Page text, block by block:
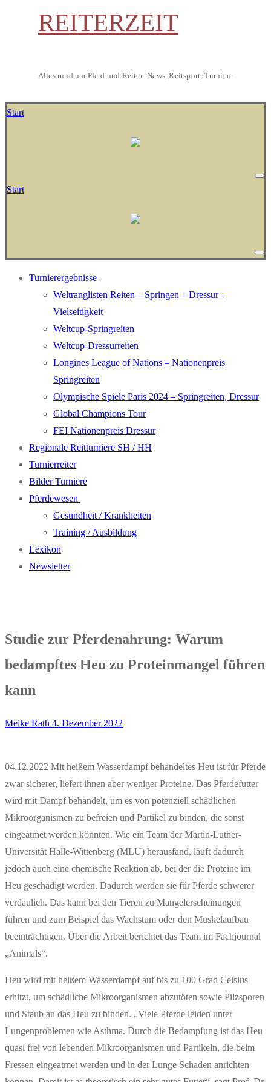
REITERZEIT
Alles rund um Pferd und Reiter: News, Reitsport, Turniere
Start
Start
Turnierergebnisse
Weltranglisten Reiten – Springen – Dressur –
Vielseitigkeit
Weltcup-Springreiten
Weltcup-Dressurreiten
Longines League of Nations – Nationenpreis
Springreiten
Olympische Spiele Paris 2024 – Springreiten, Dressur
Global Champions Tour
FEI Nationenpreis Dressur
Regionale Reitturniere SH / HH
Turnierreiter
Bilder Turniere
Pferdewesen
Gesundheit / Krankheiten
Training / Ausbildung
Lexikon
Newsletter
Studie zur Pferdenahrung: Warum
bedampftes Heu zu Proteinmangel führen
kann
Meike Rath 4. Dezember 2022
04.12.2022 Mit heißem Wasserdampf behandeltes Heu ist für Pferde
zwar sicherer, liefert ihnen aber weniger Proteine. Das Pferdefutter
wird mit Dampf behandelt, um es von potenziell schädlichen
Mikroorganismen zu befreien und Partikel zu binden, die sonst
eingeatmet werden könnten. Wie ein Team der Martin-Luther-
Universität Halle-Wittenberg (MLU) herausfand, läuft dadurch
jedoch auch eine chemische Reaktion ab, bei der die Proteine im
Heu geschädigt werden. Dadurch werden sie für Pferde schwerer
verdaulich. Das kann bei den Tieren zu Mangelerscheinungen
führen und zum Beispiel das Wachstum oder den Muskelaufbau
beeinträchtigen. Über die Arbeit berichtet das Team im Fachjournal
„Animals“.
Heu wird mit heißem Wasserdampf auf bis zu 100 Grad Celsius
erhitzt, um schädliche Mikroorganismen abzutöten sowie Pilzsporen
und Staub an das Heu zu binden. „Viele Pferde leiden unter
Lungenproblemen wie Asthma. Durch die Bedampfung ist das Heu
quasi frei von lebenden Mikroorganismen und Partikeln, die beim
Fressen eingeatmet werden und in der Lunge Schaden anrichten